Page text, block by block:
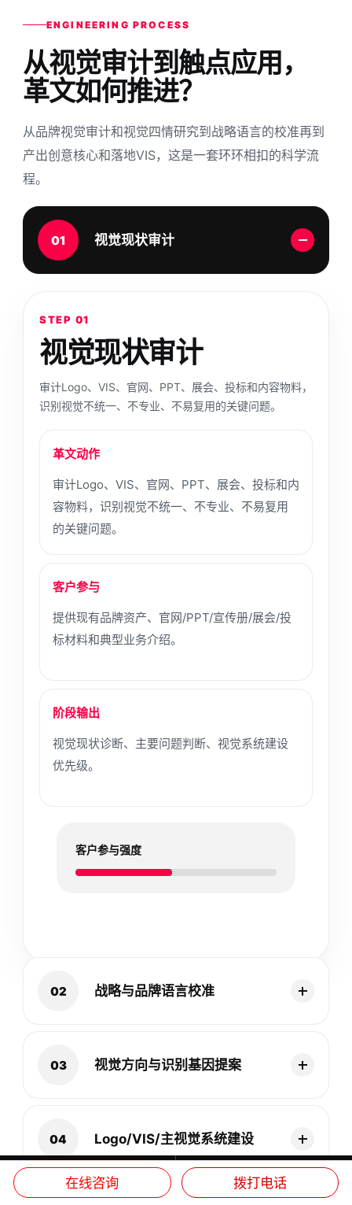
电话联系 手机联系
ENGINEERING PROCESS
从视觉审计到触点应用，
革文如何推进？
从品牌视觉审计和视觉四情研究到战略语言的校准再到
产出创意核心和落地VIS，这是一套环环相扣的科学流
程。
01 视觉现状审计
STEP 01
视觉现状审计
审计Logo、VIS、官网、PPT、展会、投标和内容物料，
识别视觉不统一、不专业、不易复用的关键问题。
革文动作
审计Logo、VIS、官网、PPT、展会、投标和内
容物料，识别视觉不统一、不专业、不易复用
的关键问题。
客户参与
提供现有品牌资产、官网/PPT/宣传册/展会/投
标材料和典型业务介绍。
阶段输出
视觉现状诊断、主要问题判断、视觉系统建设
优先级。
客户参与强度
02 战略与品牌语言校准
03 视觉方向与识别基因提案
04 Logo/VIS/主视觉系统建设
在线咨询 拨打电话